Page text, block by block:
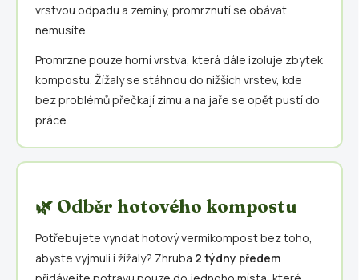
vrstvou odpadu a zeminy, promrznutí se obávat
nemusíte.
Promrzne pouze horní vrstva, která dále izoluje zbytek
kompostu. Žížaly se stáhnou do nižších vrstev, kde
bez problémů přečkají zimu a na jaře se opět pustí do
práce.
🌿 Odběr hotového kompostu
Potřebujete vyndat hotový vermikompost bez toho,
abyste vyjmuli i žížaly? Zhruba 2 týdny předem